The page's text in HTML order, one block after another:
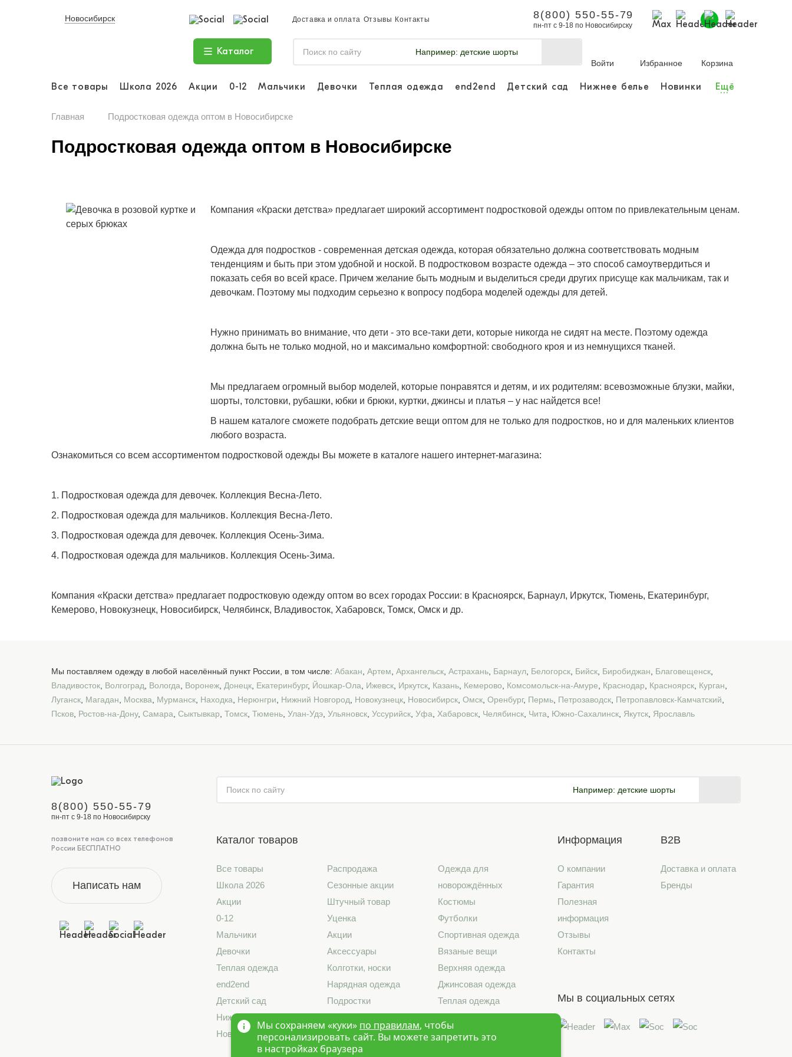
Новосибирск Доставка и оплата Отзывы Контакты 8(800) 550-55-79
пн-пт с 9-18 по Новосибирску
Каталог Например: детские шорты
Войти
Избранное Корзина
Все товары Школа 2026 Акции 0-12 Мальчики Девочки Теплая одежда end2end Детский сад Нижнее белье Новинки Ещё
...
Главная Подростковая одежда оптом в Новосибирске
Подростковая одежда оптом в Новосибирске
Компания «Краски детства» предлагает широкий ассортимент подростковой одежды оптом по привлекательным ценам.
Одежда для подростков - современная детская одежда, которая обязательно должна соответствовать модным
тенденциям и быть при этом удобной и ноской. В подростковом возрасте одежда – это способ самоутвердиться и
показать себя во всей красе. Причем желание быть модным и выделиться среди других присуще как мальчикам, так и
девочкам. Поэтому мы подходим серьезно к вопросу подбора моделей одежды для детей.
Нужно принимать во внимание, что дети - это все-таки дети, которые никогда не сидят на месте. Поэтому одежда
должна быть не только модной, но и максимально комфортной: свободного кроя и из немнущихся тканей.
Мы предлагаем огромный выбор моделей, которые понравятся и детям, и их родителям: всевозможные блузки, майки,
шорты, толстовки, рубашки, юбки и брюки, куртки, джинсы и платья – у нас найдется все!
В нашем каталоге сможете подобрать детские вещи оптом для не только для подростков, но и для маленьких клиентов
любого возраста.
Ознакомиться со всем ассортиментом подростковой одежды Вы можете в каталоге нашего интернет-магазина:
1. Подростковая одежда для девочек. Коллекция Весна-Лето.
2. Подростковая одежда для мальчиков. Коллекция Весна-Лето.
3. Подростковая одежда для девочек. Коллекция Осень-Зима.
4. Подростковая одежда для мальчиков. Коллекция Осень-Зима.
Компания «Краски детства» предлагает подростковую одежду оптом во всех городах России: в Красноярск, Барнаул, Иркутск, Тюмень, Екатеринбург,
Кемерово, Новокузнецк, Новосибирск, Челябинск, Владивосток, Хабаровск, Томск, Омск и др.
Мы поставляем одежду в любой населённый пункт России, в том числе: Абакан Артем Архангельск Астрахань Барнаул Белогорск Бийск Биробиджан Благовещенск
Владивосток Волгоград Вологда Воронеж Донецк Екатеринбург, Йошкар-Ола Ижевск Иркутск Казань Кемерово Комсомольск-на-Амуре Краснодар Красноярск Курган
Луганск Магадан Москва Мурманск Находка Нерюнгри Нижний Новгород Новокузнецк Новосибирск Омск Оренбург, Пермь Петрозаводск Петропавловск-Камчатский
Псков Ростов-на-Дону, Самара Сыктывкар Томск Тюмень Улан-Удэ Ульяновск Уссурийск Уфа Хабаровск Челябинск Чита Южно-Сахалинск Якутск Ярославль
8(800) 550-55-79
пн-пт с 9-18 по Новосибирску
позвоните нам со всех телефонов
России БЕСПЛАТНО
Написать нам
Например: детские шорты
Каталог товаров
Все товары
Школа 2026
Акции
0-12
Мальчики
Девочки
Теплая одежда
end2end
Детский сад
Нижнее белье
Новинки
Распродажа
Сезонные акции
Штучный товар
Уценка
Акции
Аксессуары
Колготки, носки
Нарядная одежда
Подростки
Одежда для
новорождённых
Костюмы
Футболки
Спортивная одежда
Вязаные вещи
Верхняя одежда
Джинсовая одежда
Теплая одежда
Информация
О компании
Гарантия
Полезная
информация
Отзывы
Контакты
B2B
Доставка и оплата
Бренды
Мы в социальных сетях
Мы сохраняем «куки» по правилам, чтобы
персонализировать сайт. Вы можете запретить это
в настройках браузера